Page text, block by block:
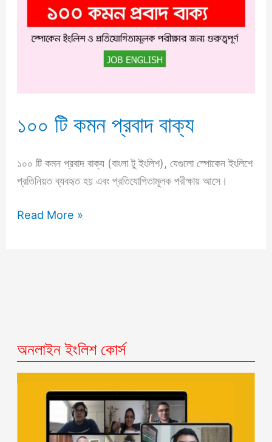
১০০ টি কমন প্রবাদ বাক্য
১০০ টি কমন প্রবাদ বাক্য (বাংলা টু ইংলিশ), যেগুলো স্পোকেন ইংলিশে
প্রতিনিয়ত ব্যবহৃত হয় এবং প্রতিযোগিতামূলক পরীক্ষায় আসে।
Read More »
অনলাইন ইংলিশ কোর্স